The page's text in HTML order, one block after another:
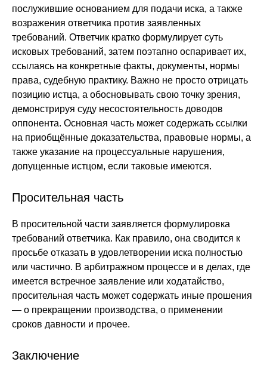
послужившие основанием для подачи иска, а также
возражения ответчика против заявленных
требований. Ответчик кратко формулирует суть
исковых требований, затем поэтапно оспаривает их,
ссылаясь на конкретные факты, документы, нормы
права, судебную практику. Важно не просто отрицать
позицию истца, а обосновывать свою точку зрения,
демонстрируя суду несостоятельность доводов
оппонента. Основная часть может содержать ссылки
на приобщённые доказательства, правовые нормы, а
также указание на процессуальные нарушения,
допущенные истцом, если таковые имеются.
Просительная часть
В просительной части заявляется формулировка
требований ответчика. Как правило, она сводится к
просьбе отказать в удовлетворении иска полностью
или частично. В арбитражном процессе и в делах, где
имеется встречное заявление или ходатайство,
просительная часть может содержать иные прошения
— о прекращении производства, о применении
сроков давности и прочее.
Заключение